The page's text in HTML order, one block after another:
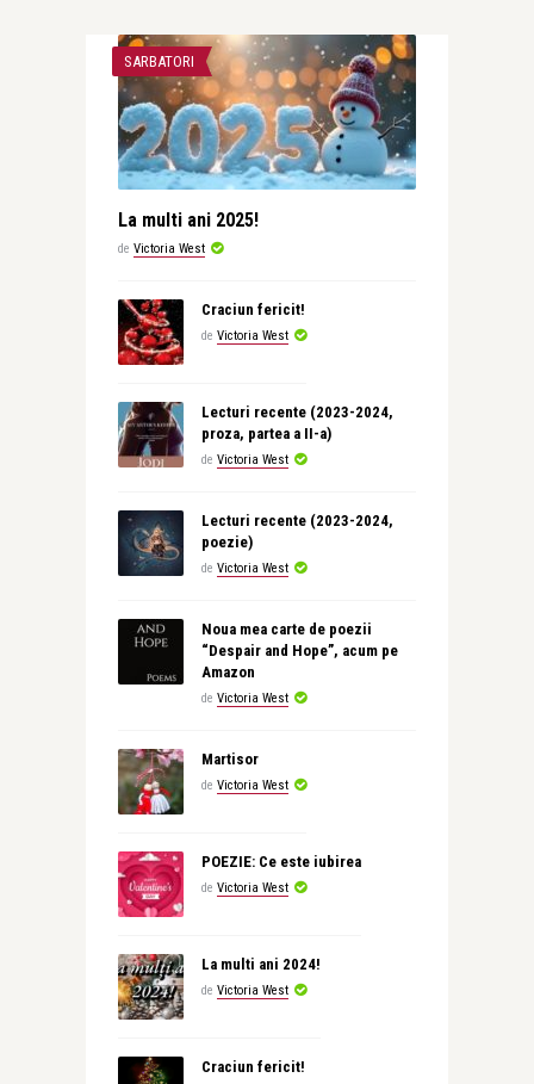
SARBATORI
La multi ani 2025!
de Victoria West
Craciun fericit!
de Victoria West
Lecturi recente (2023-2024,
proza, partea a II-a)
de Victoria West
Lecturi recente (2023-2024,
poezie)
de Victoria West
Noua mea carte de poezii
“Despair and Hope”, acum pe
Amazon
de Victoria West
Martisor
de Victoria West
POEZIE: Ce este iubirea
de Victoria West
La multi ani 2024!
de Victoria West
Craciun fericit!